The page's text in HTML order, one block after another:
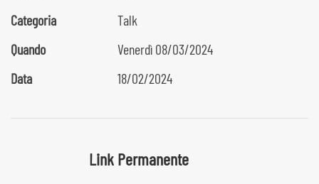
Categoria
Talk
Quando
Venerdì 08/03/2024
Data
18/02/2024
Link Permanente